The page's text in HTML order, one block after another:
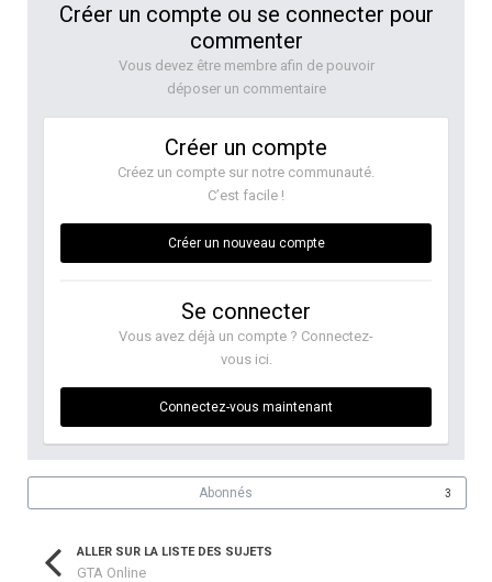
Créer un compte ou se connecter pour
commenter
Vous devez être membre afin de pouvoir
déposer un commentaire
Créer un compte
Créez un compte sur notre communauté.
C’est facile !
Créer un nouveau compte
Se connecter
Vous avez déjà un compte ? Connectez-
vous ici.
Connectez-vous maintenant
Abonnés 3
ALLER SUR LA LISTE DES SUJETS
GTA Online